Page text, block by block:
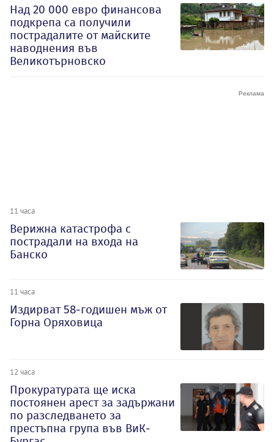
Над 20 000 евро финансова
подкрепа са получили
пострадалите от майските
наводнения във
Великотърновско
11 часа
Верижна катастрофа с
пострадали на входа на
Банско
11 часа
Издирват 58-годишен мъж от
Горна Оряховица
12 часа
Прокуратурата ще иска
постоянен арест за задържани
по разследването за
престъпна група във ВиК-